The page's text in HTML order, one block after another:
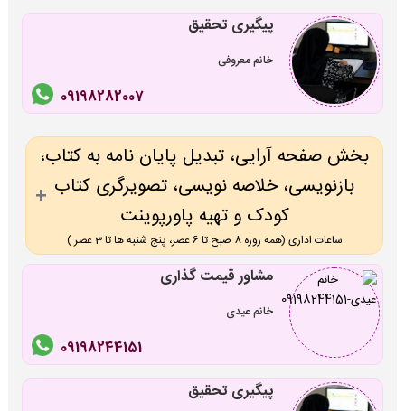
پیگیری تحقیق
خانم معروفی
09198282007
بخش صفحه آرایی، تبدیل پایان نامه به کتاب،
بازنویسی، خلاصه نویسی، تصویرگری کتاب
کودک و تهیه پاورپوینت
ساعات اداری (همه روزه 8 صبح تا 6 عصر، پنج شنبه ها تا 3 عصر )
مشاور قیمت گذاری
خانم عیدی
09198244151
پیگیری تحقیق